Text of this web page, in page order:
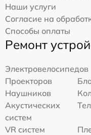
Наши услуги
Согласие на
Способы оплаты
Ремонт
Электровелосипедов
Проекторов
Наушников
Акустических
систем
VR систем